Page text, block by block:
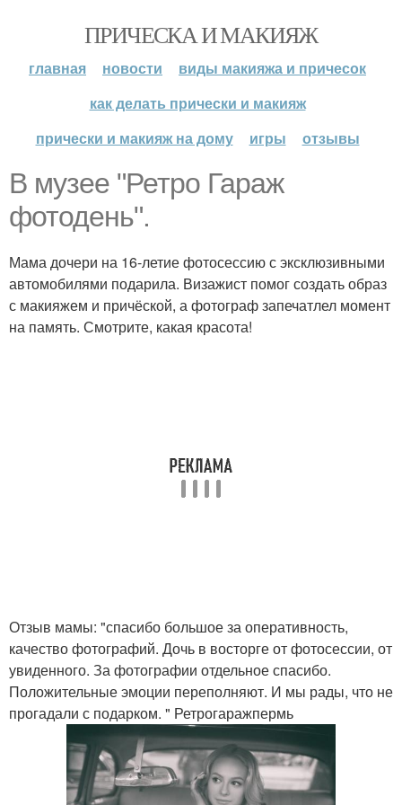
ПРИЧЕСКА И МАКИЯЖ
главная новости
виды макияжа и причесок
как делать прически и макияж
прически и макияж на дому
игры отзывы
В музее "Ретро Гараж
фотодень".
Мама дочери на 16-летие фотосессию с эксклюзивными
автомобилями подарила. Визажист помог создать образ
с макияжем и причёской, а фотограф запечатлел момент
на память. Смотрите, какая красота!
Отзыв мамы: "спасибо большое за оперативность,
качество фотографий. Дочь в восторге от фотосессии, от
увиденного. За фотографии отдельное спасибо.
Положительные эмоции переполняют. И мы рады, что не
прогадали с подарком. " Ретрогаражпермь